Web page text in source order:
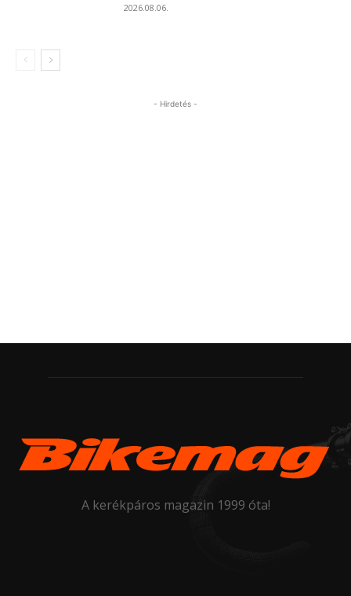
2026.08.06.
- Hirdetés -
A kerékpáros magazin 1999 óta!